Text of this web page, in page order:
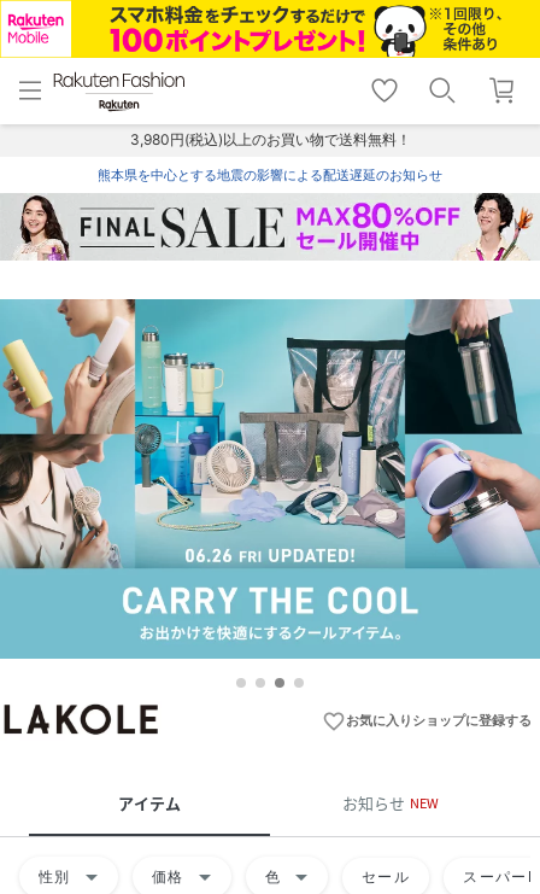
menu home
トップ
shopping_cart lock_outline
ログイン
3,980円(税込)以上のお買い物で送料無料！
熊本県を中心とする地震の影響による配送遅延のお知らせ
favorite_borderお気に入りショップに登録する
アイテム お知らせ NEW
性別 arrow_drop_down 価格 arrow_drop_down 色 arrow_drop_down セール スーパー